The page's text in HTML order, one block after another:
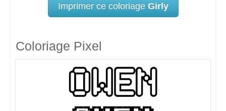
Imprimer ce coloriage Girly
Coloriage Pixel